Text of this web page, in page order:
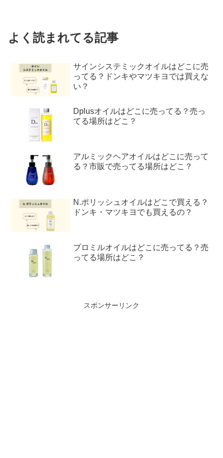
よく読まれてる記事
サインシステミックオイルはどこに売
ってる？ドンキやマツキヨでは買えな
い？
Dplusオイルはどこに売ってる？売っ
てる場所はどこ？
アルミックヘアオイルはどこに売って
る？市販で売ってる場所はどこ？
N.ポリッシュオイルはどこで買える？
ドンキ・マツキヨでも買えるの？
プロミルオイルはどこに売ってる？売
ってる場所はどこ？
スポンサーリンク